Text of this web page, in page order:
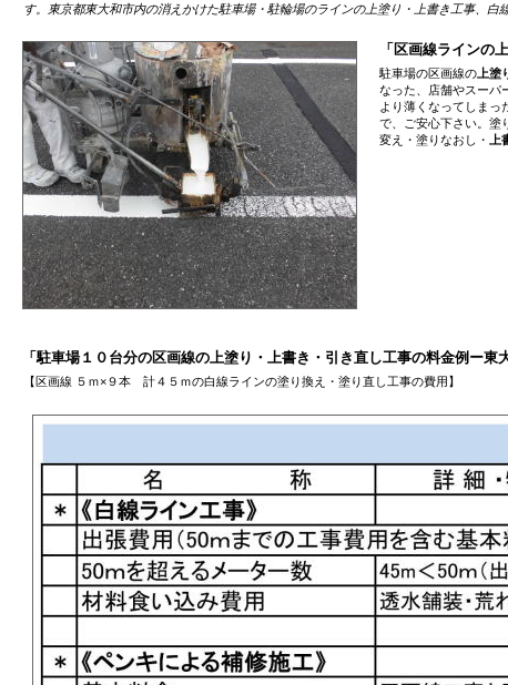
す。東京都東大和市内の消えかけた駐車場・駐輪場のラインの上塗り・上書き工事、白
「区画線ラインの
駐車場の区画線の上塗
なった、店舗やスーパ
より薄くなってしまっ
で、ご安心下さい。塗
変え・塗りなおし・
上
「駐車場１０台分の区画線の上塗り・上書き・引き直し工事の料金例ー東
【区画線 ５ｍ×９本 計４５ｍの白線ラインの塗り換え・塗り直し工事の費用】